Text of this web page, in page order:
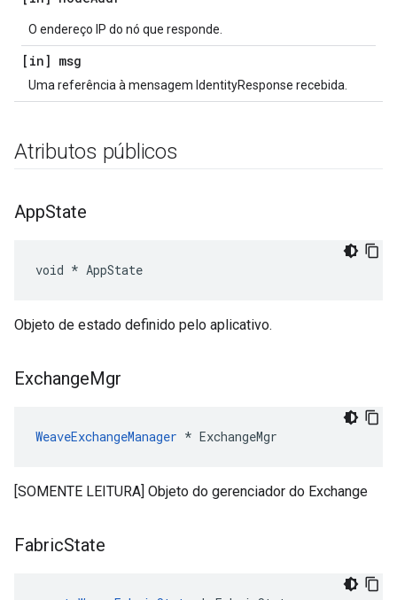
O endereço IP do nó que responde.
[in] msg
Uma referência à mensagem IdentityResponse recebida.
Atributos públicos
AppState
void * AppState
Objeto de estado definido pelo aplicativo.
ExchangeMgr
WeaveExchangeManager * ExchangeMgr
[SOMENTE LEITURA] Objeto do gerenciador do Exchange
FabricState